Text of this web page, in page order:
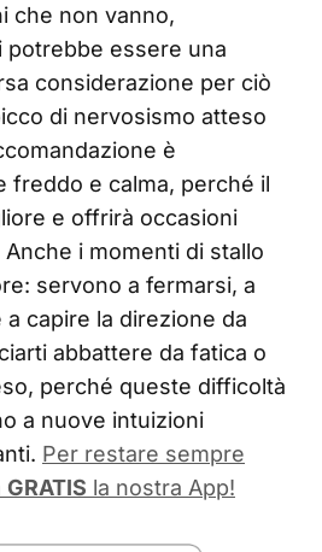
che non vanno,
potrebbe essere una
considerazione per ciò
di nervosismo atteso
è
freddo e calma, perché il
e offrirà occasioni
Anche i momenti di stallo
servono a fermarsi, a
capire la direzione da
abbattere da fatica o
perché queste difficoltà
a nuove intuizioni
Per restare sempre
GRATIS la nostra App!